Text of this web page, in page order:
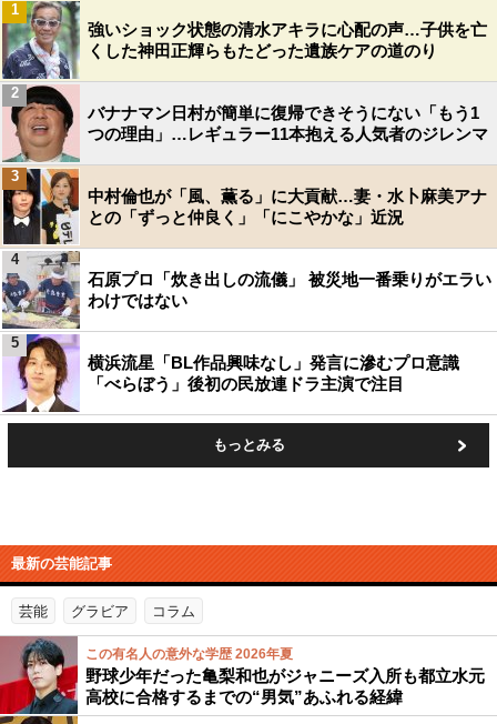
強いショック状態の清水アキラに心配の声…子供を亡
くした神田正輝らもたどった遺族ケアの道のり
1
バナナマン日村が簡単に復帰できそうにない「もう1
つの理由」…レギュラー11本抱える人気者のジレンマ
2
中村倫也が「風、薫る」に大貢献…妻・水卜麻美アナ
との「ずっと仲良く」「にこやかな」近況
3
石原プロ「炊き出しの流儀」 被災地一番乗りがエラい
わけではない
4
横浜流星「BL作品興味なし」発言に滲むプロ意識
「べらぼう」後初の民放連ドラ主演で注目
5
もっとみる
最新の芸能記事
芸能 グラビア コラム
この有名人の意外な学歴 2026年夏
野球少年だった亀梨和也がジャニーズ入所も都立水元
高校に合格するまでの“男気”あふれる経緯